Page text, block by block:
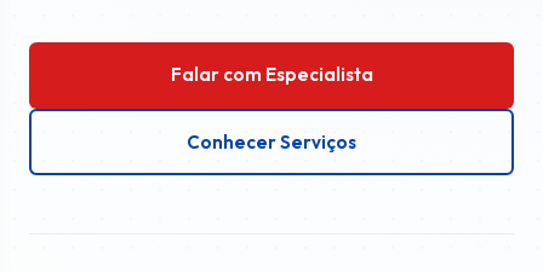
Falar com Especialista
Conhecer Serviços